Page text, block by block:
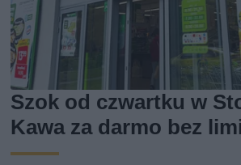
Szok od czwartku w
Kawa za darmo bez